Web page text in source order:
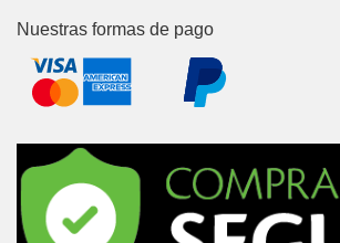
Nuestras formas de pago